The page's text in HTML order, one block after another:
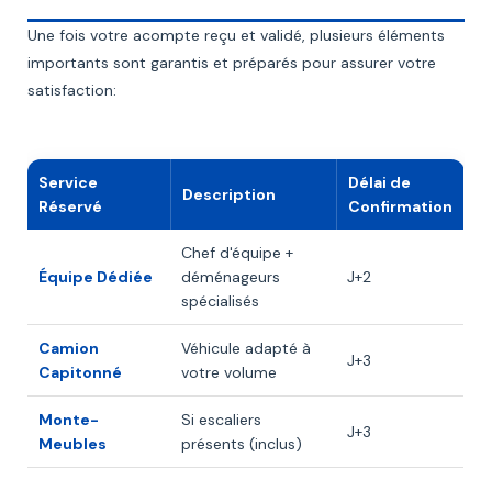
Une fois votre acompte reçu et validé, plusieurs éléments
importants sont garantis et préparés pour assurer votre
satisfaction:
Service
Réservé
Description
Délai de
Confirmation
Équipe Dédiée
Chef d'équipe +
déménageurs
spécialisés
J+2
Camion
Capitonné
Véhicule adapté à
votre volume
J+3
Monte-
Meubles
Si escaliers
présents (inclus)
J+3